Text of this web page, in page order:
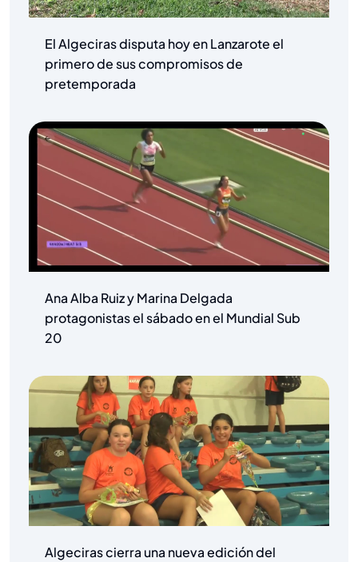
El Algeciras disputa hoy en Lanzarote el
primero de sus compromisos de
pretemporada
Ana Alba Ruiz y Marina Delgada
protagonistas el sábado en el Mundial Sub
20
Algeciras cierra una nueva edición del